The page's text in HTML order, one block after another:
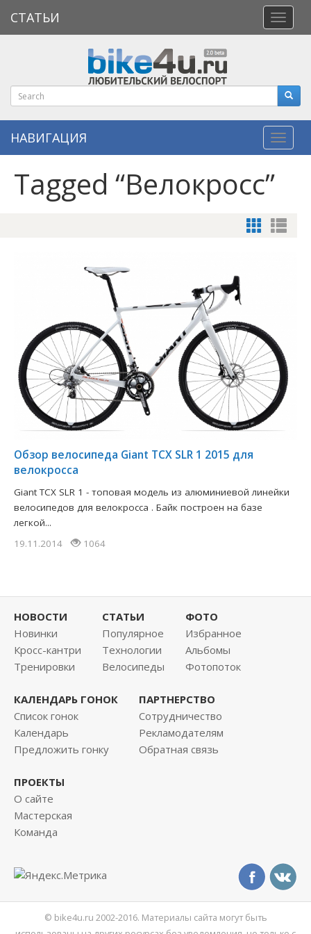
меню
СТАТЬИ
НАВИГАЦИЯ
Tagged “Велокросс”
Обзор велосипеда Giant TCX SLR 1 2015 для
велокросса
Giant TCX SLR 1 - топовая модель из алюминиевой линейки
велосипедов для велокросса . Байк построен на базе
легкой...
19.11.2014
1064
НОВОСТИ
Новинки
Кросс-кантри
Тренировки
СТАТЬИ
Популярное
Технологии
Велосипеды
ФОТО
Избранное
Альбомы
Фотопоток
КАЛЕНДАРЬ ГОНОК
Список гонок
Календарь
Предложить гонку
ПАРТНЕРСТВО
Сотрудничество
Рекламодателям
Обратная связь
ПРОЕКТЫ
О сайте
Мастерская
Команда
© bike4u.ru 2002-2016. Материалы сайта могут быть